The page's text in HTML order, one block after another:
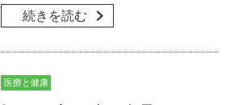
続きを読む
医療と健康